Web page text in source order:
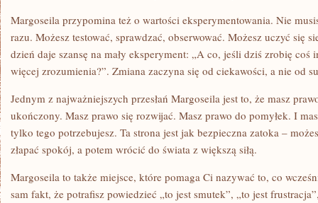
Margoseila przypomina też o wartości eksperymentowania. Nie
razu. Możesz testować, sprawdzać, obserwować. Możesz uczyć się
dzień daje szansę na mały eksperyment: „A co, jeśli dziś zrobię coś
więcej zrozumienia?”. Zmiana zaczyna się od ciekawości, a nie od
Jednym z najważniejszych przesłań Margoseila jest to, że masz
ukończony. Masz prawo się rozwijać. Masz prawo do pomyłek. I
tylko tego potrzebujesz. Ta strona jest jak bezpieczna zatoka –
złapać spokój, a potem wrócić do świata z większą siłą.
Margoseila to także miejsce, które pomaga Ci nazywać to, co
sam fakt, że potrafisz powiedzieć „to jest smutek”, „to jest